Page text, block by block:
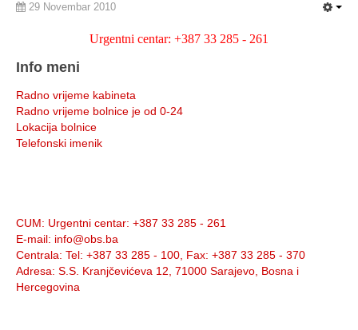
29 Novembar 2010
Urgentni centar: +387 33 285 - 261
Info meni
Radno vrijeme kabineta
Radno vrijeme bolnice je od 0-24
Lokacija bolnice
Telefonski imenik
CUM: Urgentni centar: +387 33 285 - 261
E-mail: info@obs.ba
Centrala: Tel: +387 33 285 - 100, Fax: +387 33 285 - 370
Adresa: S.S. Kranjčevićeva 12, 71000 Sarajevo, Bosna i
Hercegovina